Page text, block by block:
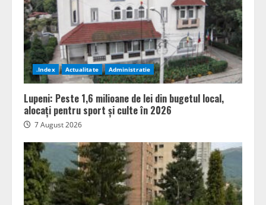
.Index Actualitate Administratie
Lupeni: Peste 1,6 milioane de lei din bugetul local,
alocați pentru sport și culte în 2026
7 August 2026